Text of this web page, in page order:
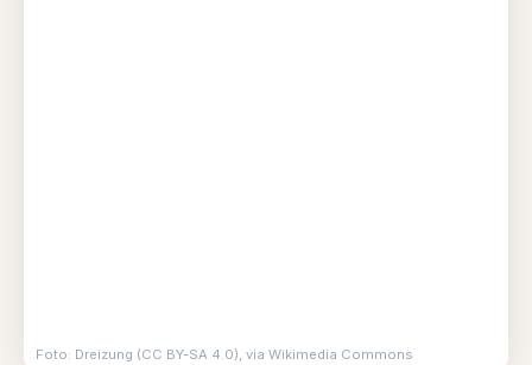
Foto: Dreizung (CC BY-SA 4.0), via Wikimedia Commons